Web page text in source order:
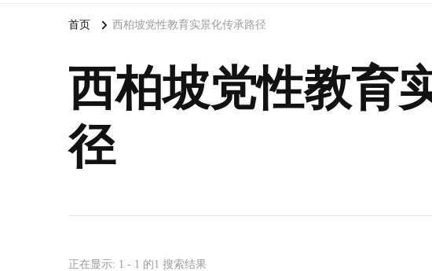
首页 西柏坡党性教育实景化传承路径
西柏坡党性教育
径
正在显示: 1 - 1 的1 搜索结果